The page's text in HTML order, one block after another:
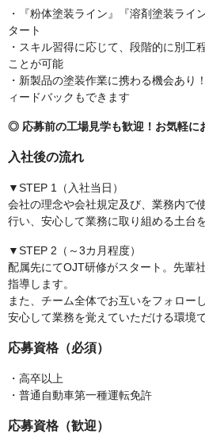
・『粉体塗装ライン』『溶剤塗装ライ
タート
・スキル習得に応じて、段階的に別工
ことが可能
・新製品の塗装作業に携わる機会あり
ィードバックもできます
◎ 応募前の工場見学も歓迎！お気軽に
入社後の流れ
▼STEP 1（入社当日）
会社の理念や会社規定及び、業務内で
行い、安心して業務に取り組める土台
▼STEP 2（～3カ月程度）
配属先にてOJT研修がスタート。先輩
指導します。
また、チーム全体でお互いをフォロー
安心して業務を覚えていただける環境で
応募資格（必須）
・高卒以上
・普通自動車第一種運転免許
応募資格（歓迎）